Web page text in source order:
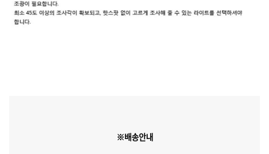
※배송안내